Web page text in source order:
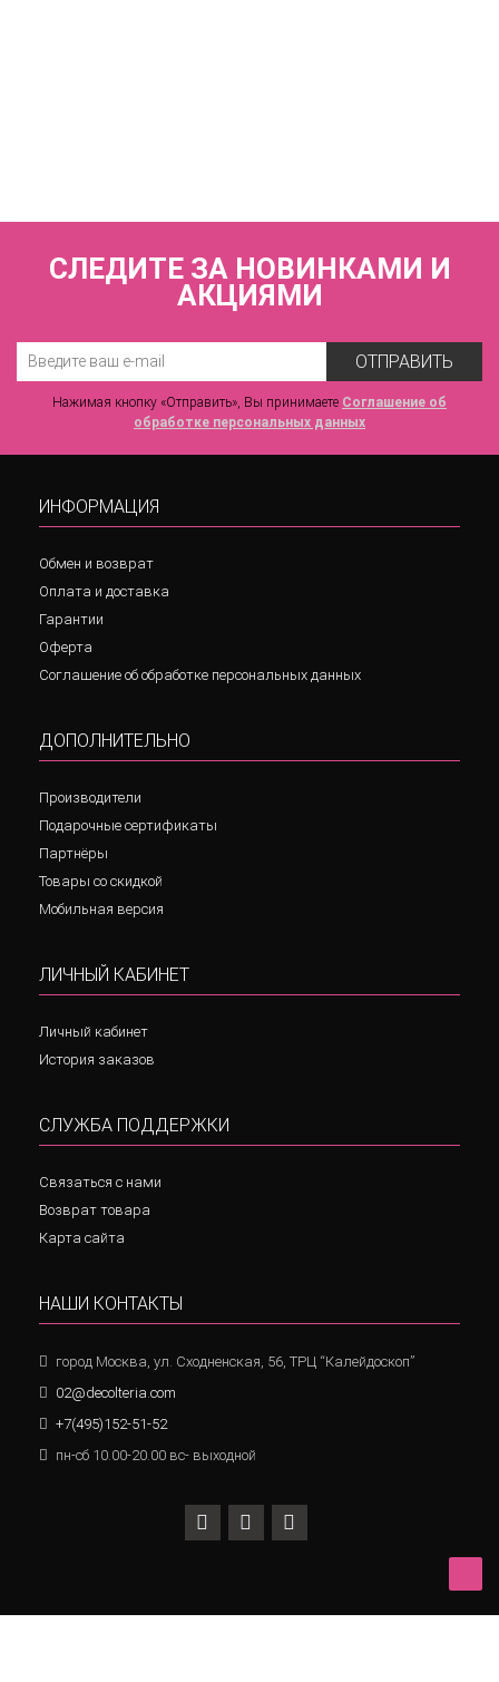
СЛЕДИТЕ ЗА НОВИНКАМИ И
АКЦИЯМИ
ОТПРАВИТЬ
Нажимая кнопку «Отправить», Вы принимаете Соглашение об
обработке персональных данных
ИНФОРМАЦИЯ
Обмен и возврат
Оплата и доставка
Гарантии
Оферта
Соглашение об обработке персональных данных
ДОПОЛНИТЕЛЬНО
Производители
Подарочные сертификаты
Партнёры
Товары со скидкой
Мобильная версия
ЛИЧНЫЙ КАБИНЕТ
Личный кабинет
История заказов
СЛУЖБА ПОДДЕРЖКИ
Связаться с нами
Возврат товара
Карта сайта
НАШИ КОНТАКТЫ
город Москва, ул. Сходненская, 56, ТРЦ “Калейдоскоп”
02@decolteria.com
+7(495)152-51-52
пн-сб 10.00-20.00 вс- выходной